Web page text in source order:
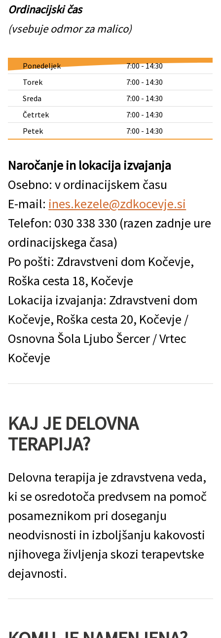
Ordinacijski čas
(vsebuje odmor za malico)
Ponedeljek
7:00 - 14:30
Torek
7:00 - 14:30
Sreda
7:00 - 14:30
Četrtek
7:00 - 14:30
Petek
7:00 - 14:30
Naročanje in lokacija izvajanja
Osebno: v ordinacijskem času
E-mail: ines.kezele@zdkocevje.si
Telefon: 030 338 330 (razen zadnje ure
ordinacijskega časa)
Po pošti: Zdravstveni dom Kočevje,
Roška cesta 18, Kočevje
Lokacija izvajanja: Zdravstveni dom
Kočevje, Roška cesta 20, Kočevje /
Osnovna Šola Ljubo Šercer / Vrtec
Kočevje
KAJ JE DELOVNA
TERAPIJA?
Delovna terapija je zdravstvena veda,
ki se osredotoča predvsem na pomoč
posameznikom pri doseganju
neodvisnosti in izboljšanju kakovosti
njihovega življenja skozi terapevtske
dejavnosti.